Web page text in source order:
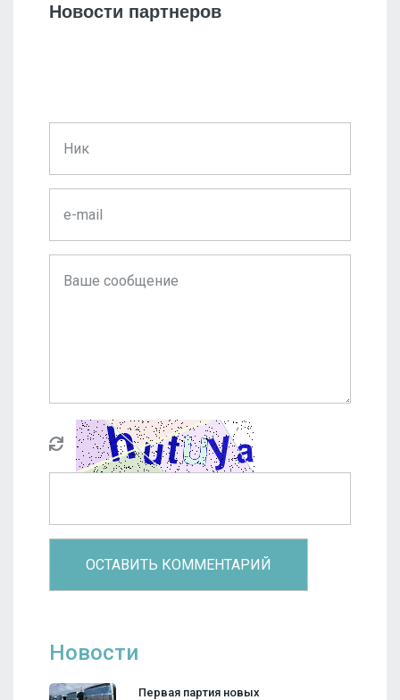
Новости партнеров
Новости
Первая партия новых